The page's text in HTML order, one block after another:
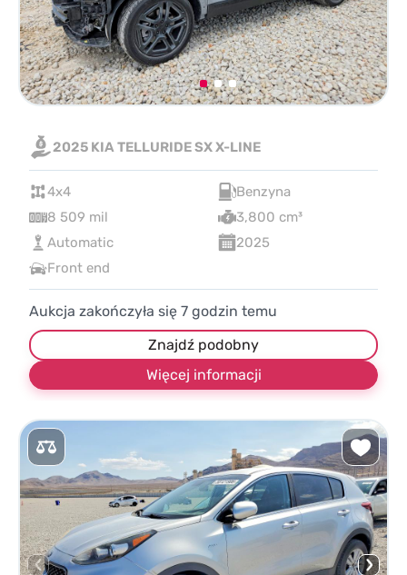
2025 KIA TELLURIDE SX X-LINE
4x4
Benzyna
8 509 mil
3,800 cm³
Automatic
2025
Front end
Aukcja zakończyła się 7 godzin temu
Znajdź podobny
Więcej informacji